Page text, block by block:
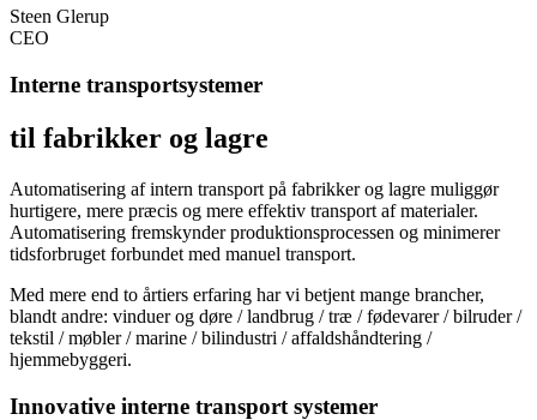
Steen Glerup
CEO
Interne transportsystemer
til fabrikker og lagre
Automatisering af intern transport på fabrikker og lagre muliggør
hurtigere, mere præcis og mere effektiv transport af materialer.
Automatisering fremskynder produktionsprocessen og minimerer
tidsforbruget forbundet med manuel transport.
Med mere end to årtiers erfaring har vi betjent mange brancher,
blandt andre: vinduer og døre / landbrug / træ / fødevarer / bilruder /
tekstil / møbler / marine / bilindustri / affaldshåndtering /
hjemmebyggeri.
Innovative interne transport systemer